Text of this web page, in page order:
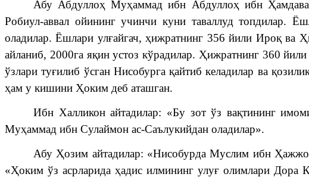
Абу Абдуллоҳ Муҳаммад ибн Абдуллоҳ ибн
Робиул-аввал ойининг учинчи куни таваллуд топдилар.
оладилар. Ёшлари улғайгач, ҳижратнинг 356 йили Ироқ ва
айланиб, 2000га яқин устоз кўрадилар. Ҳижратнинг 360
ўзлари туғилиб ўсган Нисобурга қайтиб келадилар ва
ҳам у кишини Ҳоким деб аташган.
Ибн Халликон айтадилар: «Бу зот ўз вақтининг
Муҳаммад ибн Сулаймон ас-Саълукийдан оладилар».
Абу Ҳозим айтадилар: «Нисобурда Муслим ибн
«Ҳоким ўз асрларида ҳадис илмининг улуғ олимлари